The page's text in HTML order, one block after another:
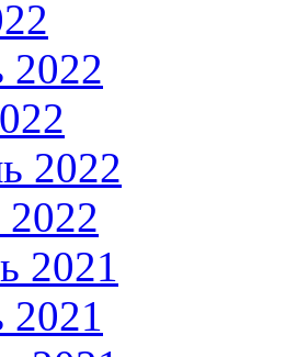
2022
2022
2021
2021